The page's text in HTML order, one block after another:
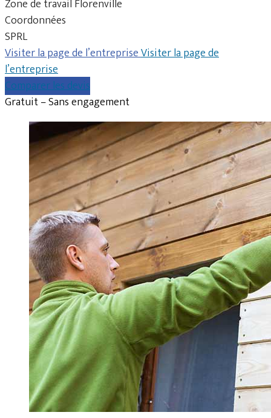
Zone de travail Florenville
Coordonnées
SPRL
Visiter la page de l’entrepriseVisiter la page de
l’entreprise
Comparer les devis
Gratuit – Sans engagement